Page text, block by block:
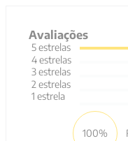
Avaliações
5estrelas
4estrelas
3estrelas
2 estrelas
1 estrela
100%